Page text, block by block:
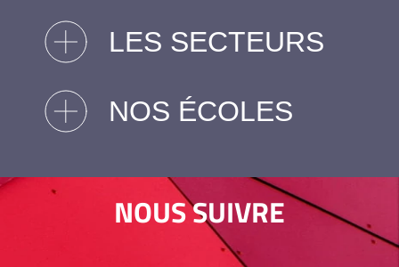
LES SECTEURS
NOS ÉCOLES
NOUS SUIVRE